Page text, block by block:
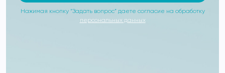
Нажимая кнопку “Задать вопрос” даете согласие на обработку
персональных данных